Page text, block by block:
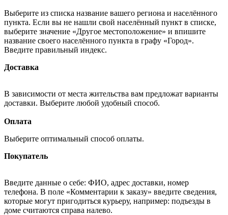
Выберите из списка название вашего региона и населённого
пункта. Если вы не нашли свой населённый пункт в списке,
выберите значение «Другое местоположение» и впишите
название своего населённого пункта в графу «Город».
Введите правильный индекс.
Доставка
В зависимости от места жительства вам предложат варианты
доставки. Выберите любой удобный способ.
Оплата
Выберите оптимальный способ оплаты.
Покупатель
Введите данные о себе: ФИО, адрес доставки, номер
телефона. В поле «Комментарии к заказу» введите сведения,
которые могут пригодиться курьеру, например: подъезды в
доме считаются справа налево.